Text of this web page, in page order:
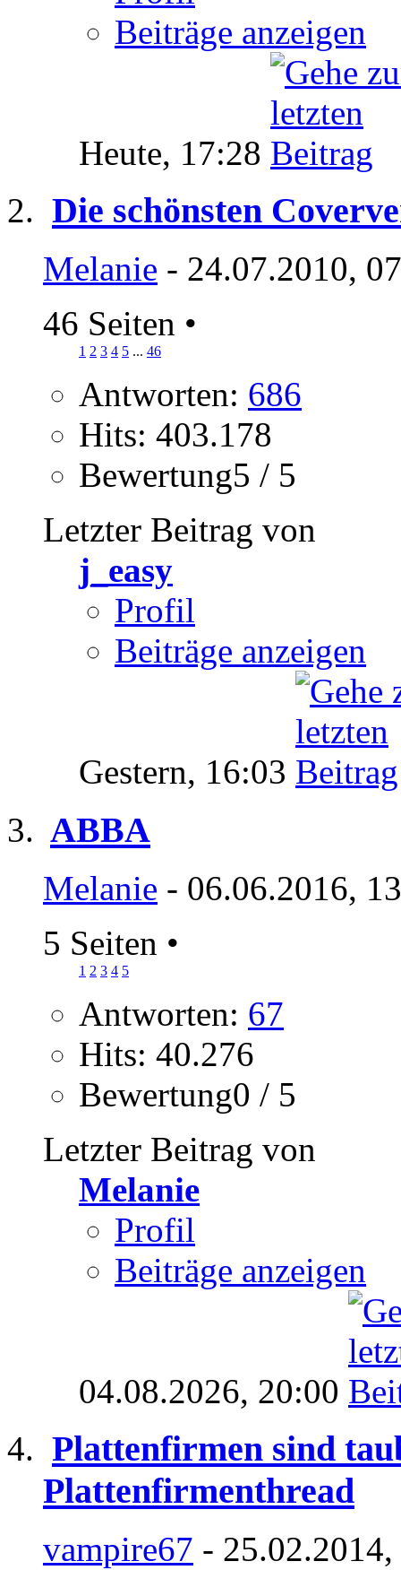
Beiträge anzeigen
Heute, 17:28
Die schönsten
Melanie - 24.07.2010,
46 Seiten •
1 2 3 4 5 ... 46
Antworten: 686
Hits: 403.178
Bewertung5 / 5
Letzter Beitrag von
j_easy
Profil
Beiträge anzeigen
Gestern, 16:03
ABBA
Melanie - 06.06.2016,
5 Seiten •
1 2 3 4 5
Antworten: 67
Hits: 40.276
Bewertung0 / 5
Letzter Beitrag von
Melanie
Profil
Beiträge anzeigen
04.08.2026, 20:00
Plattenfirmen sind
Plattenfirmenthread
vampire67 -